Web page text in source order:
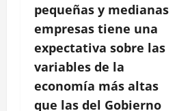
pequeñas y medianas
empresas tiene una
expectativa sobre las
variables de la
economía más altas
que las del Gobierno